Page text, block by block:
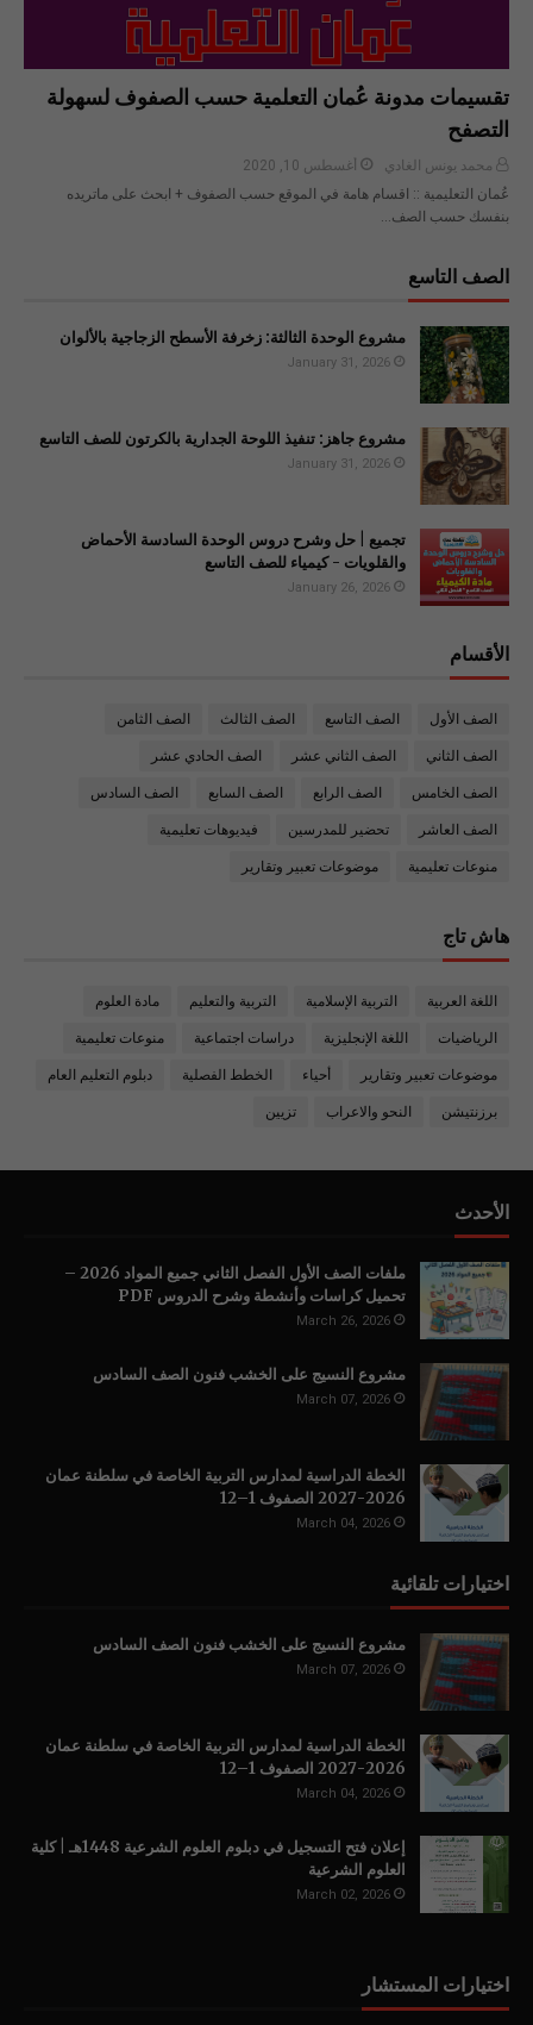
تقسيمات مدونة عُمان التعلمية حسب الصفوف لسهولة
التصفح
محمد يونس الغادي
أغسطس 10, 2020
عُمان التعليمية :: اقسام هامة في الموقع حسب الصفوف + ابحث على ماتريده
بنفسك حسب الصف…
الصف التاسع
مشروع الوحدة الثالثة: زخرفة الأسطح الزجاجية بالألوان
January 31, 2026
مشروع جاهز: تنفيذ اللوحة الجدارية بالكرتون للصف التاسع
January 31, 2026
تجميع | حل وشرح دروس الوحدة السادسة الأحماض
والقلويات - كيمياء للصف التاسع
January 26, 2026
الأقسام
الصف الأول الصف التاسع الصف الثالث الصف الثامن
الصف الثاني الصف الثاني عشر الصف الحادي عشر
الصف الخامس الصف الرابع الصف السابع الصف السادس
الصف العاشر تحضير للمدرسين فيديوهات تعليمية
منوعات تعليمية موضوعات تعبير وتقارير
هاش تاج
اللغة العربية التربية الإسلامية التربية والتعليم مادة العلوم
الرياضيات اللغة الإنجليزية دراسات اجتماعية منوعات تعليمية
موضوعات تعبير وتقارير أحياء الخطط الفصلية دبلوم التعليم العام
برزنتيشن النحو والاعراب تزيين
الأحدث
ملفات الصف الأول الفصل الثاني جميع المواد 2026 –
تحميل كراسات وأنشطة وشرح الدروس PDF
March 26, 2026
مشروع النسيج على الخشب فنون الصف السادس
March 07, 2026
الخطة الدراسية لمدارس التربية الخاصة في سلطنة عمان
2026-2027 الصفوف 1–12
March 04, 2026
اختيارات تلقائية
مشروع النسيج على الخشب فنون الصف السادس
March 07, 2026
الخطة الدراسية لمدارس التربية الخاصة في سلطنة عمان
2026-2027 الصفوف 1–12
March 04, 2026
إعلان فتح التسجيل في دبلوم العلوم الشرعية 1448هـ | كلية
العلوم الشرعية
March 02, 2026
اختيارات المستشار